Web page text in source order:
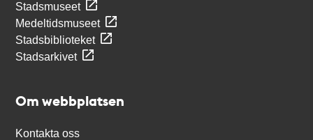
Stadsmuseet
Medeltidsmuseet
Stadsbiblioteket
Stadsarkivet
Om webbplatsen
Kontakta oss